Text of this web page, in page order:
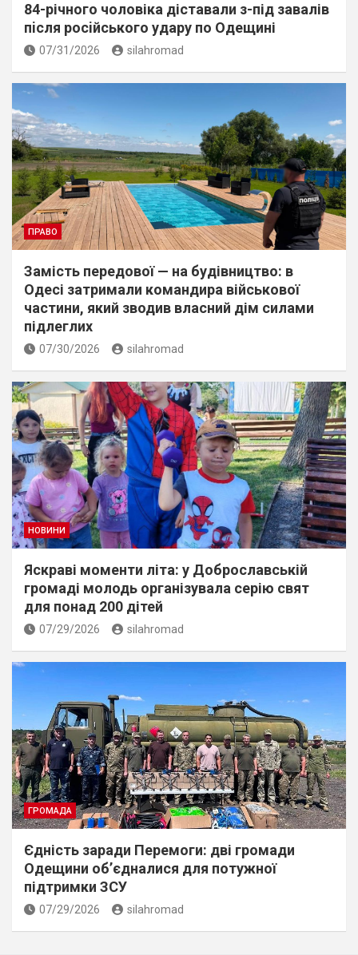
84-річного чоловіка діставали з-під завалів
пiсля росiйського удару по Одещині
07/31/2026 silahromad
ПРАВО
Замість передової — на будівництво: в
Одесі затримали командира військової
частини, який зводив власний дім силами
підлеглих
07/30/2026 silahromad
НОВИНИ
Яскраві моменти літа: у Доброславській
громаді молодь організувала серію свят
для понад 200 дітей
07/29/2026 silahromad
ГРОМАДА
Єдність заради Перемоги: дві громади
Одещини об’єдналися для потужної
підтримки ЗСУ
07/29/2026 silahromad